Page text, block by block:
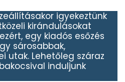
igyekeztünk
kirándulásokat
egy kiadós esőzés
sárosabbak,
utak. Lehetőleg száraz
induljunk